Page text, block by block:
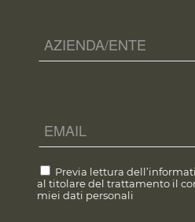
Previa lettura
al titolare del trattamento il
miei dati personali